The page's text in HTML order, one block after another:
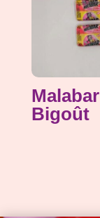
Malabar
Bigoût